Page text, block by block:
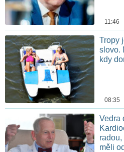
11:46
Tropy
slovo.
kdy
08:35
Vedra
měli